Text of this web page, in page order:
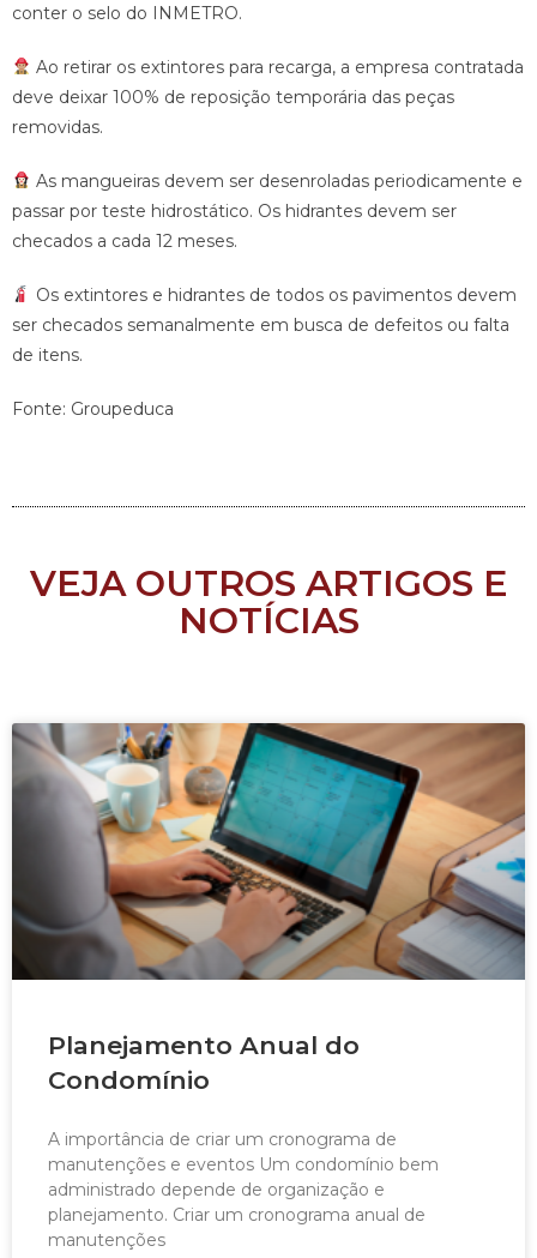
conter o selo do INMETRO.
Ao retirar os extintores para recarga, a empresa contratada
deve deixar 100% de reposição temporária das peças
removidas.
As mangueiras devem ser desenroladas periodicamente e
passar por teste hidrostático. Os hidrantes devem ser
checados a cada 12 meses.
Os extintores e hidrantes de todos os pavimentos devem
ser checados semanalmente em busca de defeitos ou falta
de itens.
Fonte: Groupeduca
VEJA OUTROS ARTIGOS E
NOTÍCIAS
Planejamento Anual do
Condomínio
A importância de criar um cronograma de
manutenções e eventos Um condomínio bem
administrado depende de organização e
planejamento. Criar um cronograma anual de
manutenções